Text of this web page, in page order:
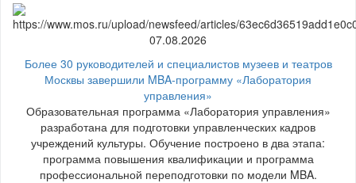
07.08.2026
Более 30 руководителей и специалистов музеев и театров
Москвы завершили MBA-программу «Лаборатория
управления»
Образовательная программа «Лаборатория управления»
разработана для подготовки управленческих кадров
учреждений культуры. Обучение построено в два этапа:
программа повышения квалификации и программа
профессиональной переподготовки по модели MBA.